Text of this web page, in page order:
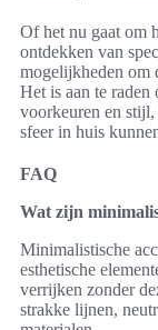
Of het nu gaat om
ontdekken van
mogelijkheden om
Het is aan te raden
voorkeuren en stijl,
sfeer in huis
FAQ
Wat zijn
Minimalistische
esthetische
verrijken zonder
strakke lijnen,